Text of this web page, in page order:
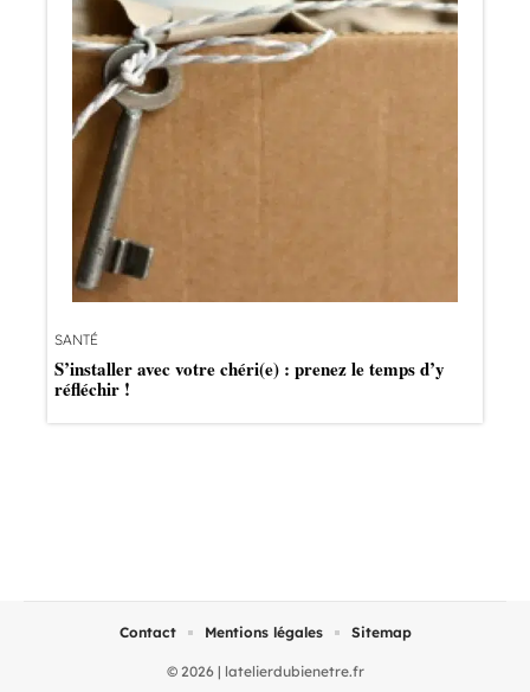
SANTÉ
S’installer avec votre chéri(e) : prenez le temps d’y
réfléchir !
© 2026 | latelierdubienetre.fr
Contact Mentions légales Sitemap